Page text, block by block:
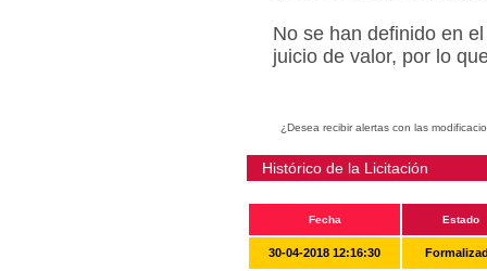
No se han definido en
juicio de valor, por lo
¿Desea recibir alertas con las
Histórico de la Licitación
Fecha Estado
30-04-2018 12:16:30